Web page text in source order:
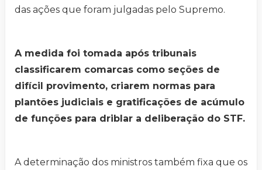
das ações que foram julgadas pelo Supremo.
A medida foi tomada após tribunais
classificarem comarcas como seções de
difícil provimento, criarem normas para
plantões judiciais e gratificações de acúmulo
de funções para driblar a deliberação do STF.
A determinação dos ministros também fixa que os